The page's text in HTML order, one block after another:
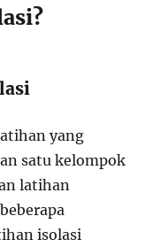
yang
satu kelompok
latihan
isolasi